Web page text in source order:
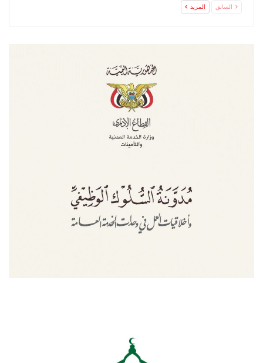
السابق المزيد